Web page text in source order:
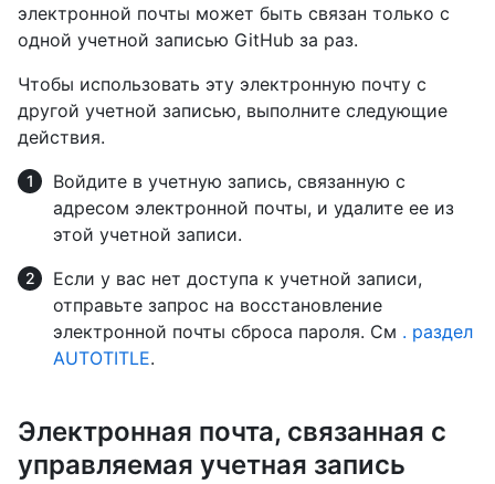
электронной почты может быть связан только с
одной учетной записью GitHub за раз.
Чтобы использовать эту электронную почту с
другой учетной записью, выполните следующие
действия.
Войдите в учетную запись, связанную с
адресом электронной почты, и удалите ее из
этой учетной записи.
Если у вас нет доступа к учетной записи,
отправьте запрос на восстановление
электронной почты сброса пароля. См . раздел
AUTOTITLE.
Электронная почта, связанная с
управляемая учетная запись